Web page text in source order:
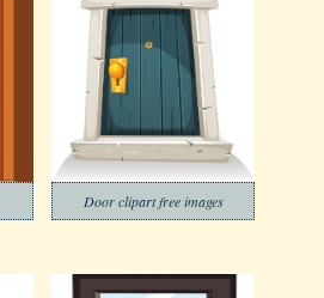
Door clipart free images